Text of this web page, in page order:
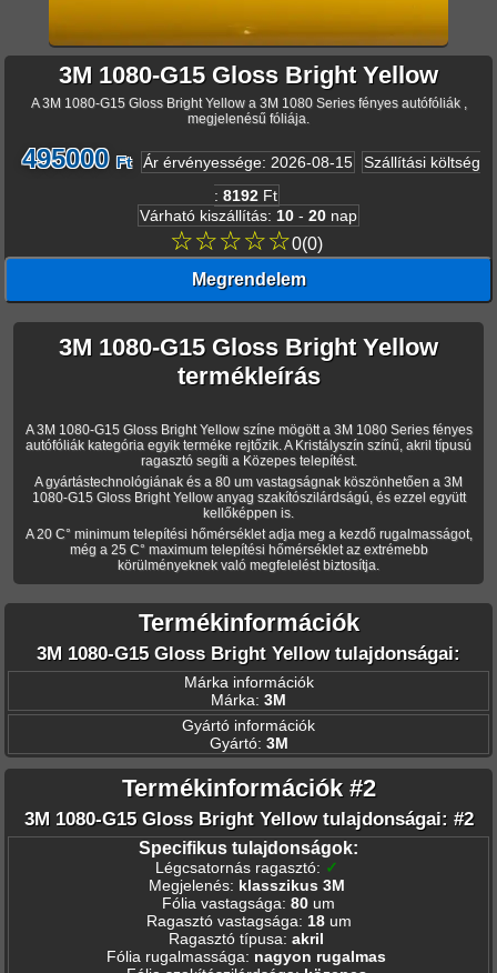
3M 1080-G15 Gloss Bright Yellow
A 3M 1080-G15 Gloss Bright Yellow a 3M 1080 Series fényes autófóliák ,
megjelenésű fóliája.
495000 Ft Ár érvényessége: 2026-08-15
Szállítási költség
: 8192 Ft
Várható kiszállítás: 10 - 20 nap
☆☆☆☆☆0(0)
Megrendelem
3M 1080-G15 Gloss Bright Yellow
termékleírás
A 3M 1080-G15 Gloss Bright Yellow színe mögött a 3M 1080 Series fényes
autófóliák kategória egyik terméke rejtőzik. A Kristályszín színű, akril típusú
ragasztó segíti a Közepes telepítést.
A gyártástechnológiának és a 80 um vastagságnak köszönhetően a 3M
1080-G15 Gloss Bright Yellow anyag szakítószilárdságú, és ezzel együtt
kellőképpen is.
A 20 C° minimum telepítési hőmérséklet adja meg a kezdő rugalmasságot,
még a 25 C° maximum telepítési hőmérséklet az extrémebb
körülményeknek való megfelelést biztosítja.
Termékinformációk
3M 1080-G15 Gloss Bright Yellow tulajdonságai:
Márka információk
Márka: 3M
Gyártó információk
Gyártó: 3M
Termékinformációk #2
3M 1080-G15 Gloss Bright Yellow tulajdonságai: #2
Specifikus tulajdonságok:
Légcsatornás ragasztó: ✓
Megjelenés: klasszikus 3M
Fólia vastagsága: 80 um
Ragasztó vastagsága: 18 um
Ragasztó típusa: akril
Fólia rugalmassága: nagyon rugalmas